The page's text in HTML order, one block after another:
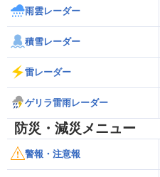
雨雲レーダー
積雪レーダー
雷レーダー
ゲリラ雷雨レーダー
防災・減災メニュー
警報・注意報